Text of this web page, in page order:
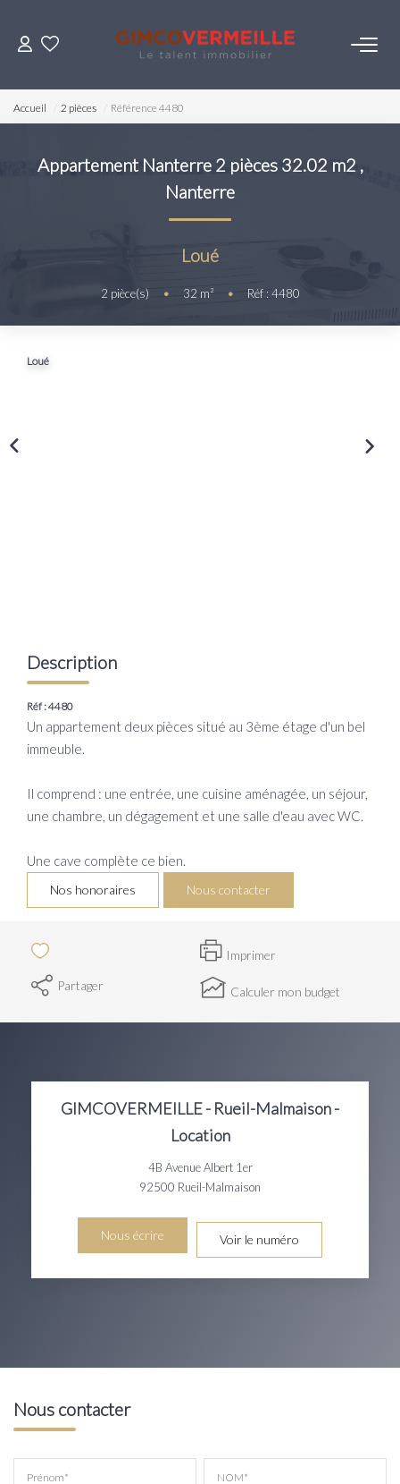
ACHETER
LOUER
ESTIMER
NOS SERVICES
Accueil 2 pièces Référence 4480
Appartement Nanterre 2 pièces 32.02 m2 ,
Nanterre
Loué
2 pièce(s) • 32 m² • Réf : 4480
Loué
Description
Réf : 4480
Un appartement deux pièces situé au 3ème étage d'un bel
immeuble.
Il comprend : une entrée, une cuisine aménagée, un séjour,
une chambre, un dégagement et une salle d'eau avec WC.
Une cave complète ce bien.
Nos honoraires Nous contacter
Imprimer
Partager
Calculer mon budget
GIMCOVERMEILLE - Rueil-Malmaison -
Location
4B Avenue Albert 1er
92500 Rueil-Malmaison
Nous écrire Voir le numéro
Nous contacter
Prénom* NOM*